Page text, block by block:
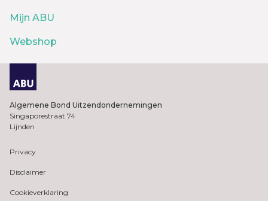
Mijn ABU
Webshop
Algemene Bond Uitzendondernemingen
Singaporestraat 74
Lijnden
Privacy
Disclaimer
Cookieverklaring